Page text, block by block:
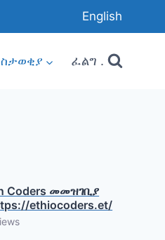
English
ፈልግ .
Coders መመዝገቢያ
ethiocoders.et/